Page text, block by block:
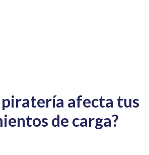
piratería afecta tus
de carga?